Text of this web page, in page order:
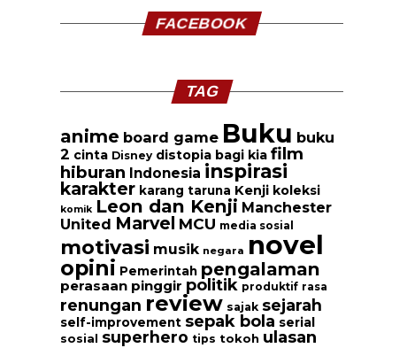
FACEBOOK
TAG
anime board game Buku buku
2 cinta Disney distopia bagi kia film
hiburan Indonesia inspirasi
karakter karang taruna Kenji koleksi
komik Leon dan Kenji Manchester
United Marvel MCU media sosial
motivasi musik negara novel
opini Pemerintah pengalaman
perasaan pinggir politik produktif rasa
renungan review sajak sejarah
self-improvement sepak bola serial
sosial superhero tips tokoh ulasan